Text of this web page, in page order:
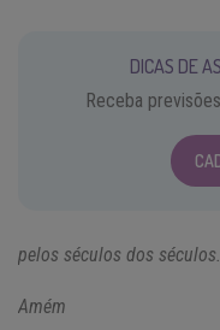
DICAS DE
Receba
pelos séculos dos séculos.
Amém